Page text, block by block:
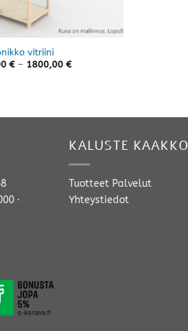
vitriini
€ – 1800,00 €Hintaluokka:
·
KALUSTE KAAKKO
Tuotteet Palvelut
Yhteystiedot